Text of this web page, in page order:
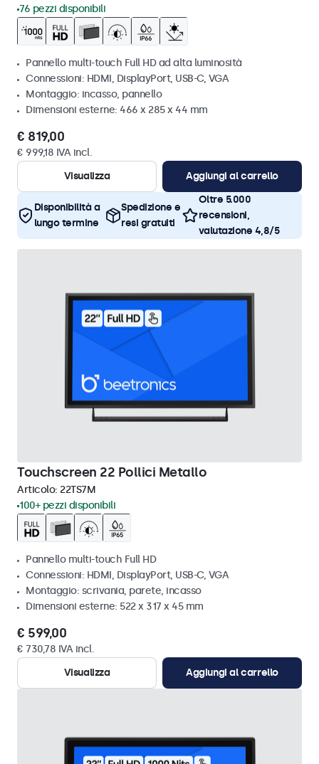
76 pezzi disponibili
Pannello multi-touch Full HD ad alta luminosità
Connessioni: HDMI, DisplayPort, USB-C, VGA
Montaggio: incasso, pannello
Dimensioni esterne: 466 x 285 x 44 mm
€ 819,00
€ 999,18 IVA incl.
Visualizza
Aggiungi al carrello
Disponibilità a
lungo termine
Spedizione e
resi gratuiti
Oltre 5.000
recensioni,
valutazione 4,8/5
Touchscreen 22 Pollici Metallo
Articolo: 22TS7M
100+ pezzi disponibili
Pannello multi-touch Full HD
Connessioni: HDMI, DisplayPort, USB-C, VGA
Montaggio: scrivania, parete, incasso
Dimensioni esterne: 522 x 317 x 45 mm
€ 599,00
€ 730,78 IVA incl.
Visualizza
Aggiungi al carrello